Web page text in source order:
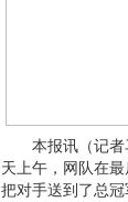
本报讯（记者
天上午，网队在
把对手送到了总